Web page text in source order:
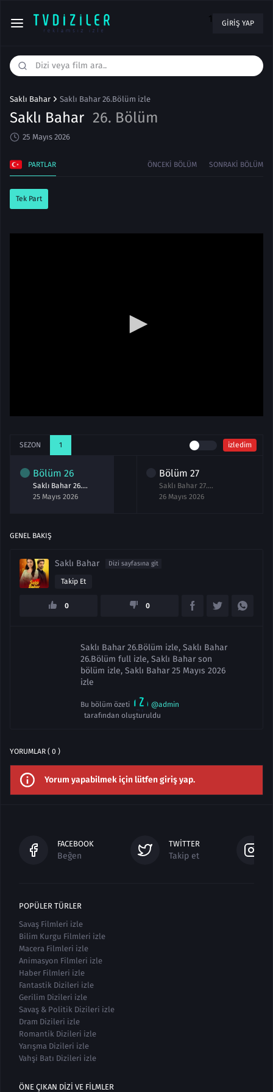
1 GIRIŞ YAP
Saklı Bahar Saklı Bahar 26.Bölüm izle
Saklı Bahar 26. Bölüm
25 Mayıs 2026
PARTLAR ÖNCEKI BÖLÜM SONRAKI BÖLÜM
Tek Part
SEZON 1 izledim
Bölüm 26
Saklı Bahar 26.Bölüm izle
25 Mayıs 2026
Bölüm 27
Saklı Bahar 27.Bölüm izle
26 Mayıs 2026
GENEL BAKIŞ
Saklı Bahar Dizi sayfasına git
Takip Et
0 0
Saklı Bahar 26.Bölüm izle, Saklı Bahar
26.Bölüm full izle, Saklı Bahar son
bölüm izle, Saklı Bahar 25 Mayıs 2026
izle
Bu bölüm özeti
@admin
tarafından oluşturuldu
YORUMLAR ( 0 )
Yorum yapabilmek için lütfen giriş yap.
FACEBOOK
Beğen
TWITTER
Takip et
POPÜLER TÜRLER
Savaş Filmleri izle
Bilim Kurgu Filmleri izle
Macera Filmleri izle
Animasyon Filmleri izle
Haber Filmleri izle
Fantastik Dizileri izle
Gerilim Dizileri izle
Savaş & Politik Dizileri izle
Dram Dizileri izle
Romantik Dizileri izle
Yarışma Dizileri izle
Vahşi Batı Dizileri izle
ÖNE ÇIKAN DIZI VE FILMLER